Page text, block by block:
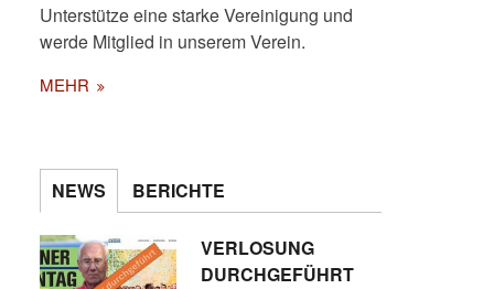
KAPSELHOTEL IN DER
TRANSITZONE AM MOSKAUER
FLUGHAFEN SHEREMETYEWO
Unterstütze eine starke Vereinigung und
werde Mitglied in unserem Verein.
MEHR
NEWS BERICHTE
VERLOSUNG
DURCHGEFÜHRT